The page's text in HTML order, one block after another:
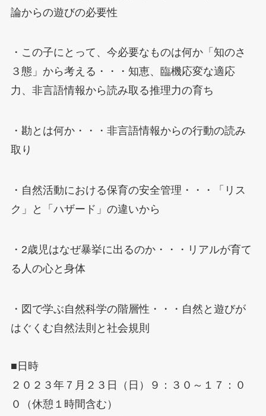
論からの遊びの必要性
・この子にとって、今必要なものは何か「知のさ
３態」から考える・・・知恵、臨機応変な適応
力、非言語情報から読み取る推理力の育ち
・勘とは何か・・・非言語情報からの行動の読み
取り
・自然活動における保育の安全管理・・・「リス
ク」と「ハザード」の違いから
・2歳児はなぜ暴挙に出るのか・・・リアルが育て
る人の心と身体
・図で学ぶ自然科学の階層性・・・自然と遊びが
はぐくむ自然法則と社会規則
■日時
２０２３年７月２３日（日）９：３０～１７：０
０（休憩１時間含む）